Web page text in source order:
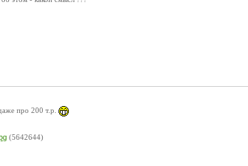
про 200 т.р.
(5642644)